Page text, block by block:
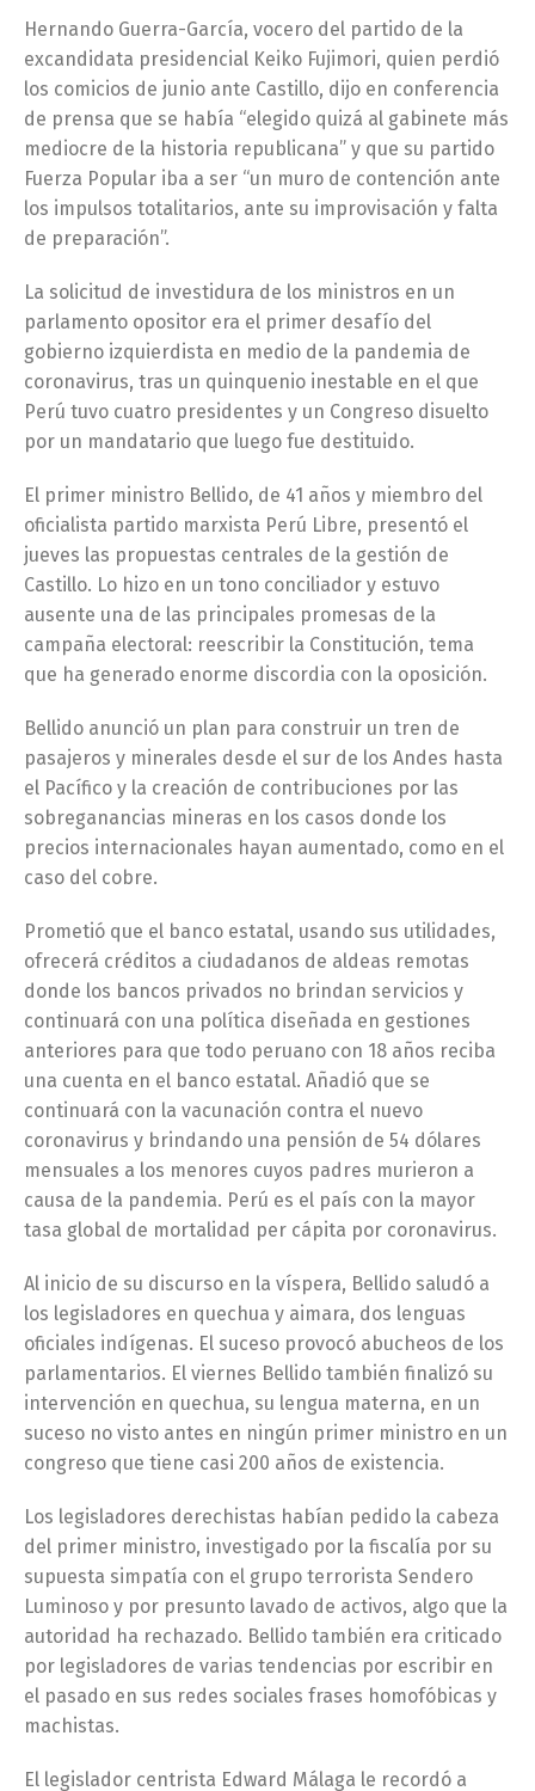
Hernando Guerra-García, vocero del partido de la
excandidata presidencial Keiko Fujimori, quien perdió
los comicios de junio ante Castillo, dijo en conferencia
de prensa que se había “elegido quizá al gabinete más
mediocre de la historia republicana” y que su partido
Fuerza Popular iba a ser “un muro de contención ante
los impulsos totalitarios, ante su improvisación y falta
de preparación”.
La solicitud de investidura de los ministros en un
parlamento opositor era el primer desafío del
gobierno izquierdista en medio de la pandemia de
coronavirus, tras un quinquenio inestable en el que
Perú tuvo cuatro presidentes y un Congreso disuelto
por un mandatario que luego fue destituido.
El primer ministro Bellido, de 41 años y miembro del
oficialista partido marxista Perú Libre, presentó el
jueves las propuestas centrales de la gestión de
Castillo. Lo hizo en un tono conciliador y estuvo
ausente una de las principales promesas de la
campaña electoral: reescribir la Constitución, tema
que ha generado enorme discordia con la oposición.
Bellido anunció un plan para construir un tren de
pasajeros y minerales desde el sur de los Andes hasta
el Pacífico y la creación de contribuciones por las
sobreganancias mineras en los casos donde los
precios internacionales hayan aumentado, como en el
caso del cobre.
Prometió que el banco estatal, usando sus utilidades,
ofrecerá créditos a ciudadanos de aldeas remotas
donde los bancos privados no brindan servicios y
continuará con una política diseñada en gestiones
anteriores para que todo peruano con 18 años reciba
una cuenta en el banco estatal. Añadió que se
continuará con la vacunación contra el nuevo
coronavirus y brindando una pensión de 54 dólares
mensuales a los menores cuyos padres murieron a
causa de la pandemia. Perú es el país con la mayor
tasa global de mortalidad per cápita por coronavirus.
Al inicio de su discurso en la víspera, Bellido saludó a
los legisladores en quechua y aimara, dos lenguas
oficiales indígenas. El suceso provocó abucheos de los
parlamentarios. El viernes Bellido también finalizó su
intervención en quechua, su lengua materna, en un
suceso no visto antes en ningún primer ministro en un
congreso que tiene casi 200 años de existencia.
Los legisladores derechistas habían pedido la cabeza
del primer ministro, investigado por la fiscalía por su
supuesta simpatía con el grupo terrorista Sendero
Luminoso y por presunto lavado de activos, algo que la
autoridad ha rechazado. Bellido también era criticado
por legisladores de varias tendencias por escribir en
el pasado en sus redes sociales frases homofóbicas y
machistas.
El legislador centrista Edward Málaga le recordó a